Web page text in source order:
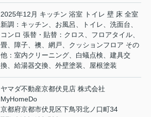
2025年12月 キッチン 浴室 トイレ 壁 床 全室
新調：キッチン、お風呂、トイレ、洗面台、
コンロ 張替・貼替：クロス、フロアタイル、
畳、障子、襖、網戸、クッションフロア その
他：室内クリーニング、白蟻点検、建具交
換、給湯器交換、外壁塗装、屋根塗装
ヤマダ不動産京都伏見店 株式会社
MyHomeDo
京都府京都市伏見区下鳥羽北ノ口町34